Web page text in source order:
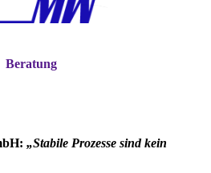
Beratung
„Stabile Prozesse sind kein